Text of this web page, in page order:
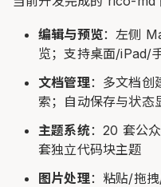
编辑与预览：左侧
览；支持桌面/iPad/
文档管理：多文档创
索；自动保存与状态
主题系统：20 套公
套独立代码块主题
图片处理：粘贴/拖